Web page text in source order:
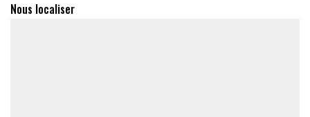
Nous localiser